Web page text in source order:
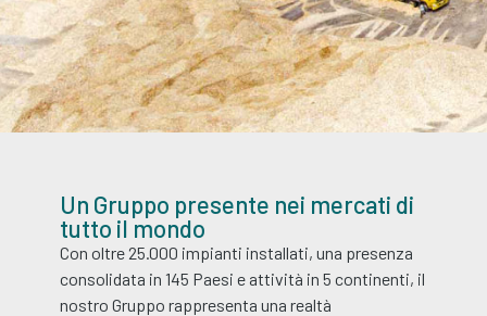
Un Gruppo presente nei mercati di
tutto il mondo
Con oltre 25.000 impianti installati, una presenza
consolidata in 145 Paesi e attività in 5 continenti, il
nostro Gruppo rappresenta una realtà